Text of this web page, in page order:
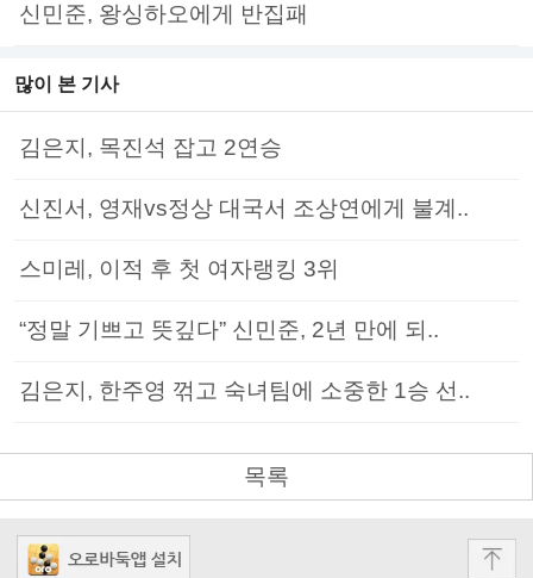
신민준, 왕싱하오에게 반집패
많이 본 기사
김은지, 목진석 잡고 2연승
신진서, 영재vs정상 대국서 조상연에게 불계..
스미레, 이적 후 첫 여자랭킹 3위
“정말 기쁘고 뜻깊다” 신민준, 2년 만에 되..
김은지, 한주영 꺾고 숙녀팀에 소중한 1승 선..
목록